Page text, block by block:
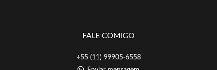
FALE COMIGO
+55 (11) 99905-6558